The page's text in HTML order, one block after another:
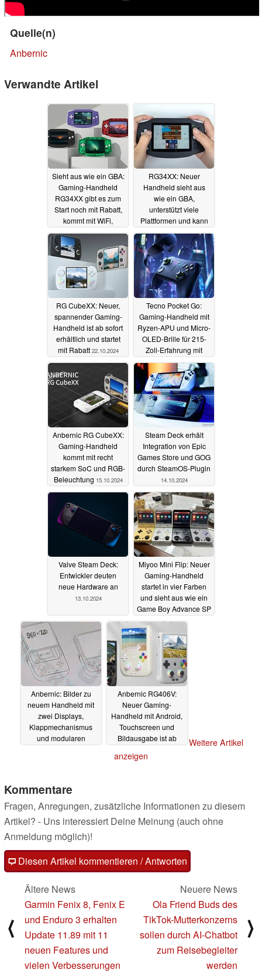
Quelle(n)
Anbernic
Verwandte Artikel
Sieht aus wie ein GBA:
Gaming-Handheld
RG34XX gibt es zum
Start noch mit Rabatt,
kommt mit WiFi,
Bildausgabe und
vielen Möglichkeiten
16.12.2024
RG34XX: Neuer
Handheld sieht aus
wie ein GBA,
unterstützt viele
Plattformen und kann
Triple-A-Titel anzeigen
07.12.2024
RG CubeXX: Neuer,
spannender Gaming-
Handheld ist ab sofort
erhältlich und startet
mit Rabatt 22.10.2024
Tecno Pocket Go:
Gaming-Handheld mit
Ryzen-APU und Micro-
OLED-Brille für 215-
Zoll-Erfahrung mit
Rabatt erhältlich
17.10.2024
Anbernic RG CubeXX:
Gaming-Handheld
kommt mit recht
starkem SoC und RGB-
Beleuchtung 15.10.2024
Steam Deck erhält
Integration von Epic
Games Store und GOG
durch SteamOS-Plugin
14.10.2024
Valve Steam Deck:
Entwickler deuten
neue Hardware an
13.10.2024
Miyoo Mini Flip: Neuer
Gaming-Handheld
startet in vier Farben
und sieht aus wie ein
Game Boy Advance SP
13.10.2024
Anbernic: Bilder zu
neuem Handheld mit
zwei Displays,
Klappmechanismus
und modularen
Anbernic RG406V:
Neuer Gaming-
Handheld mit Android,
Touchscreen und
Bildausgabe ist ab
19.09.2024
Weitere Artikel
anzeigen
Kommentare
Fragen, Anregungen, zusätzliche Informationen zu diesem
Artikel? - Uns interessiert Deine Meinung (auch ohne
Anmeldung möglich)!
Diesen Artikel kommentieren / Antworten
⟨
Ältere News
Garmin Fenix 8, Fenix E
und Enduro 3 erhalten
Update 11.89 mit 11
neuen Features und
vielen Verbesserungen
Neuere News
Ola Friend Buds des
TikTok-Mutterkonzerns
sollen durch AI-Chatbot
zum Reisebegleiter
werden
⟩